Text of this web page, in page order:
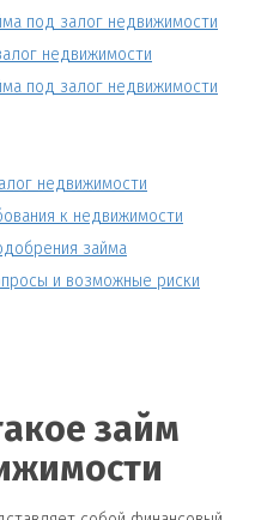
под залог недвижимости
недвижимости
под залог недвижимости
недвижимости
к недвижимости
займа
и возможные риски
займ